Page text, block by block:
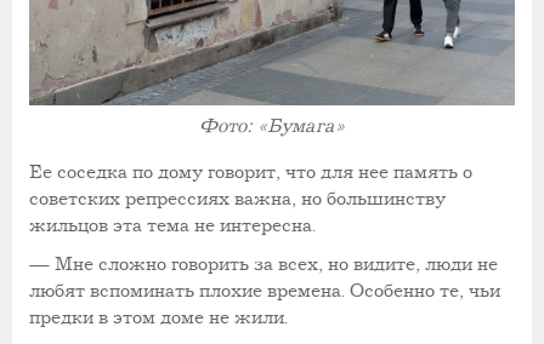
Фото: «Бумага»
Ее соседка по дому говорит, что для нее память о
советских репрессиях важна, но большинству
жильцов эта тема не интересна.
— Мне сложно говорить за всех, но видите, люди не
любят вспоминать плохие времена. Особенно те, чьи
предки в этом доме не жили.